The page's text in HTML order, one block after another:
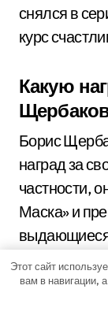
снялся в
курс
Какую
Борис
наград за
частности,
Маска» и
искусстве.
Этот сайт
вам в навигации,